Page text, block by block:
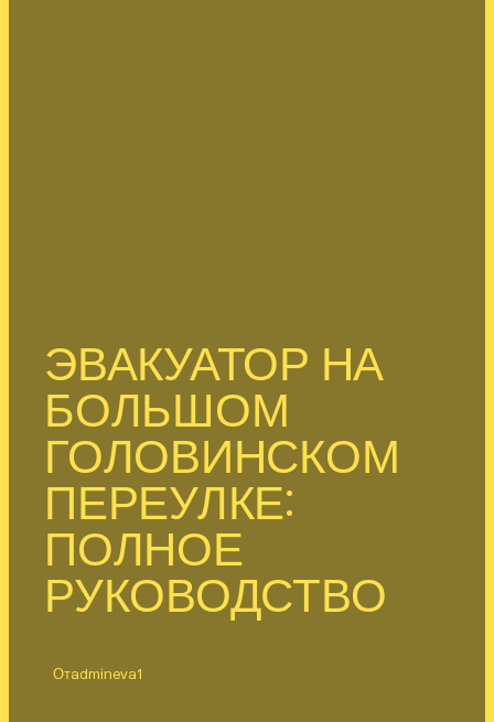
ЭВАКУАТОР НА
БОЛЬШОМ
ГОЛОВИНСКОМ
ПЕРЕУЛКЕ:
ПОЛНОЕ
РУКОВОДСТВО
Отadmineva1